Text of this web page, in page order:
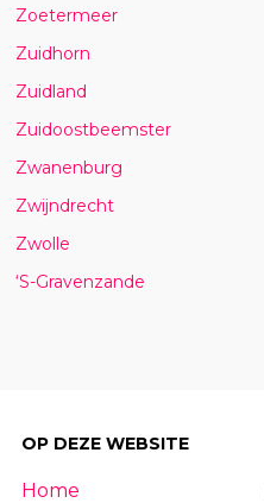
Zoetermeer
Zuidhorn
Zuidland
Zuidoostbeemster
Zwanenburg
Zwijndrecht
Zwolle
‘S-Gravenzande
OP DEZE WEBSITE
Home